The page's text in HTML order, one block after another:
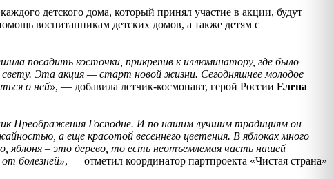
детского дома, который принял участие в акции, будут
воспитанникам детских домов, а также детям с
посадить косточки, прикрепив к иллюминатору, где было
свету. Эта акция — старт новой жизни. Сегодняшнее молодое
о ней», — добавила летчик-космонавт, герой России Елена
Преображения Господне. И по нашим лучшим традициям он
а еще красотой весеннего цветения. В яблоках много
яблоня – это дерево, то есть неотъемлемая часть нашей
болезней», — отметил координатор партпроекта «Чистая страна»